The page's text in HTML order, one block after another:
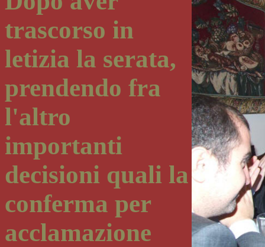
trascorso in
letizia la serata,
prendendo fra
l'altro
importanti
decisioni quali la
conferma per
acclamazione